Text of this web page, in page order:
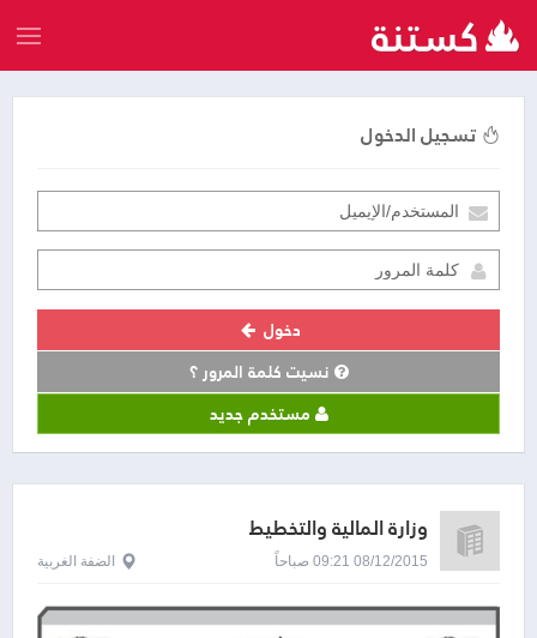
تسجيل الدخول
دخول
نسيت كلمة المرور ؟
مستخدم جديد
وزارة المالية والتخطيط
08/12/2015 09:21 صباحاً الضفة الغربية